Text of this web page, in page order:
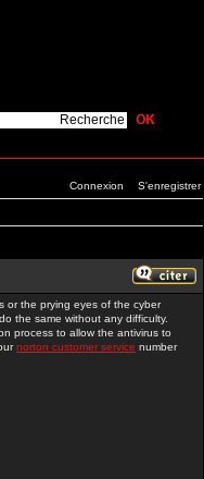
Connexion S'enregistrer
or the prying eyes of the cyber
the same without any difficulty.
process to allow the antivirus to
norton customer service number